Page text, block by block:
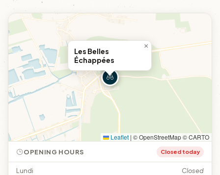
Les Belles
Échappées
×
Leaflet | © OpenStreetMap © CARTO
OPENING HOURS Closed today
Lundi Closed